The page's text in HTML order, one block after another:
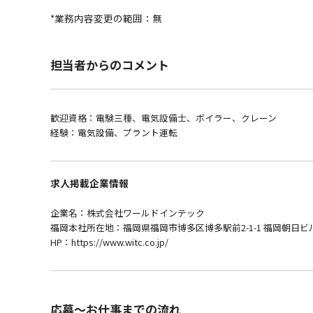
*業務内容変更の範囲：無
担当者からのコメント
歓迎資格：電験三種、電気設備士、ボイラー、クレーン
経験：電気設備、プラント運転
求人掲載企業情報
企業名：株式会社ワールドインテック
福岡本社所在地：福岡県福岡市博多区博多駅前2-1-1 福岡朝日ビ
HP：https://www.witc.co.jp/
応募～お仕事までの流れ